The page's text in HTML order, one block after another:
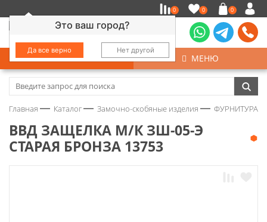
Это ваш город?
Да все верно Нет другой
0 0 0
КАТАЛОГ МЕНЮ
Замочно-скобяные изделия
Колеса
Главная Каталог Замочно-скобяные изделия ФУРНИТУРА
ВВД ЗАЩЕЛКА М/К ЗШ-05-Э
СТАРАЯ БРОНЗА 13753